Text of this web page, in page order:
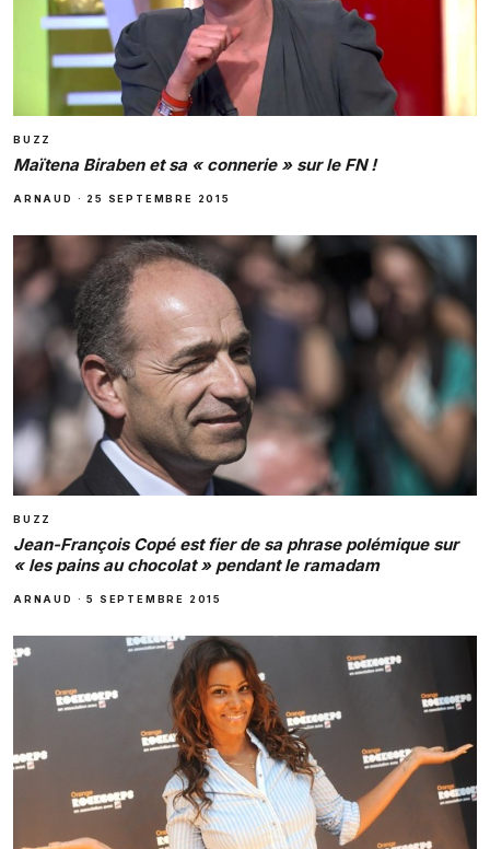
BUZZ
Maïtena Biraben et sa « connerie » sur le FN !
ARNAUD · 25 SEPTEMBRE 2015
BUZZ
Jean-François Copé est fier de sa phrase polémique sur
« les pains au chocolat » pendant le ramadam
ARNAUD ·5 SEPTEMBRE 2015